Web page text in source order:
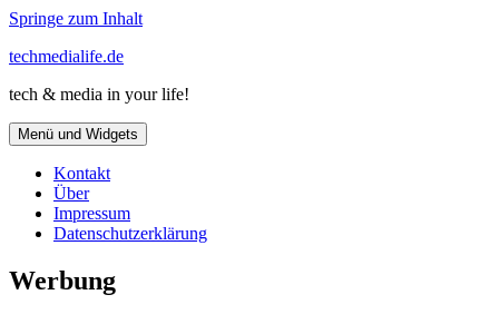
Springe zum Inhalt
techmedialife.de
tech & media in your life!
Menü und Widgets
Kontakt
Über
Impressum
Datenschutzerklärung
Werbung